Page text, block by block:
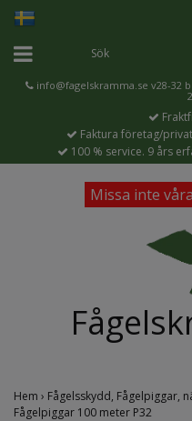
info@fagelskramma.se v28-32
Faktura företag/
100 % service. 9 års
Missa inte
Hem › Fågelsskydd, Fågelpiggar,
Fågelpiggar 100 meter P32